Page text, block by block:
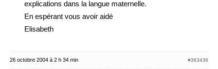
explications dans la langue maternelle.
En espérant vous avoir aidé
Elisabeth
26 octobre 2004 à 2 h 34 min #363436